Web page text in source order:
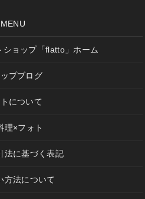
MENU
ショップ「flatto」ホーム
プブログ
について
理×フォト
法に基づく表記
方法について